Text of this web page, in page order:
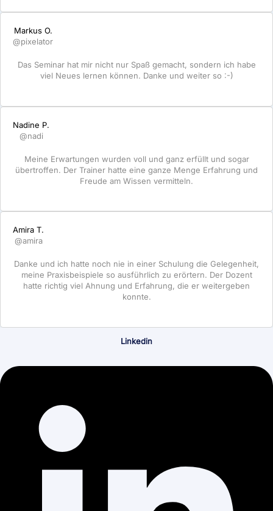
Markus O.
@pixelator
Das Seminar hat mir nicht nur Spaß gemacht, sondern ich habe
viel Neues lernen können. Danke und weiter so :-)
Nadine P.
@nadi
Meine Erwartungen wurden voll und ganz erfüllt und sogar
übertroffen. Der Trainer hatte eine ganze Menge Erfahrung und
Freude am Wissen vermitteln.
Amira T.
@amira
Danke und ich hatte noch nie in einer Schulung die Gelegenheit,
meine Praxisbeispiele so ausführlich zu erörtern. Der Dozent
hatte richtig viel Ahnung und Erfahrung, die er weitergeben
konnte.
Linkedin